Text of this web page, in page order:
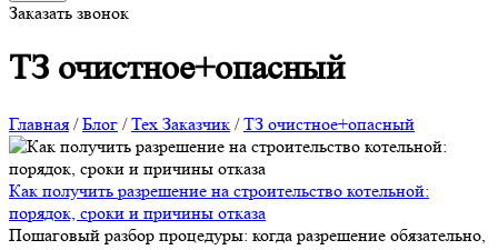
Заказать звонок
ТЗ очистное+опасный
Главная /Блог /Тех Заказчик /ТЗ очистное+опасный
Как получить разрешение на строительство котельной:
порядок, сроки и причины отказа
Пошаговый разбор процедуры: когда разрешение обязательно,